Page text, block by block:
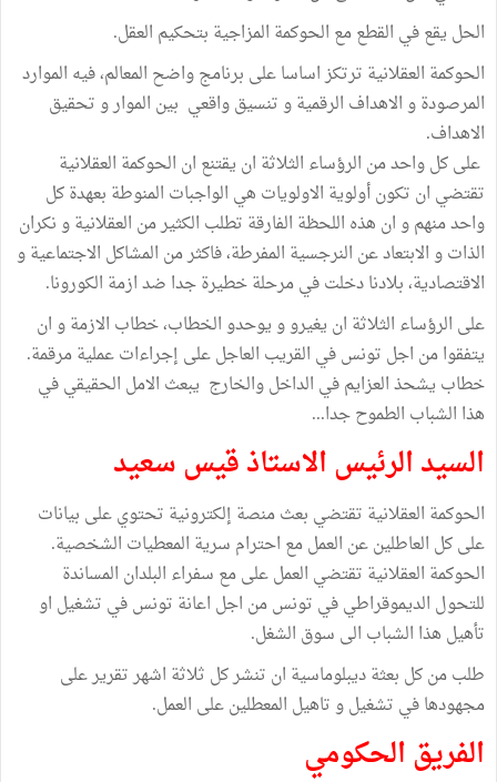
الحل يقع في القطع مع الحوكمة المزاجية بتحكيم العقل.
الحوكمة العقلانية ترتكز اساسا على برنامج واضح المعالم، فيه الموارد
المرصودة و الاهداف الرقمية و تنسيق واقعي بين الموار و تحقيق
الاهداف.
على كل واحد من الرؤساء الثلاثة ان يقتنع ان الحوكمة العقلانية
تقتضي ان تكون أولوية الاولويات هي الواجبات المنوطة بعهدة كل
واحد منهم و ان هذه اللحظة الفارقة تطلب الكثير من العقلانية و نكران
الذات و الابتعاد عن النرجسية المفرطة، فاكثر من المشاكل الاجتماعية و
الاقتصادية، بلادنا دخلت في مرحلة خطيرة جدا ضد ازمة الكورونا.
على الرؤساء الثلاثة ان يغيرو و يوحدو الخطاب، خطاب الازمة و ان
يتفقوا من اجل تونس في القريب العاجل على إجراءات عملية مرقمة.
خطاب يشحذ العزايم في الداخل والخارج يبعث الامل الحقيقي في
هذا الشباب الطموح جدا...
السيد الرئيس الاستاذ قيس سعيد
الحوكمة العقلانية تقتضي بعث منصة إلكترونية تحتوي على بيانات
على كل العاطلين عن العمل مع احترام سرية المعطيات الشخصية.
الحوكمة العقلانية تقتضي العمل على مع سفراء البلدان المساندة
للتحول الديموقراطي في تونس من اجل اعانة تونس في تشغيل او
تأهيل هذا الشباب الى سوق الشغل.
طلب من كل بعثة ديبلوماسية ان تنشر كل ثلاثة اشهر تقرير على
مجهودها في تشغيل و تاهيل المعطلين على العمل.
الفريق الحكومي